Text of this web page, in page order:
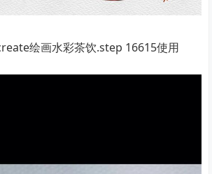
绘画水彩茶饮.step 16615使用